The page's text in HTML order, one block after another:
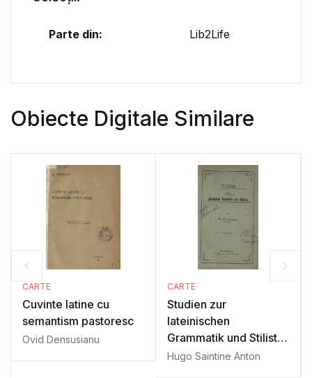
Parte din: Lib2Life
Obiecte Digitale Similare
CARTE
Cuvinte latine cu
semantism pastoresc
Ovid Densusianu
CARTE
Studien zur
lateinischen
Grammatik und Stilistik:
Part 1
Hugo Saintine Anton